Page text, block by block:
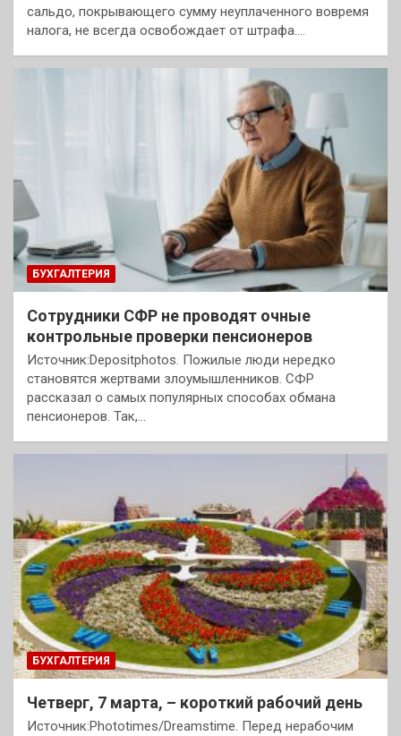
сальдо, покрывающего сумму неуплаченного вовремя
налога, не всегда освобождает от штрафа.…
БУХГАЛТЕРИЯ
Сотрудники СФР не проводят очные
контрольные проверки пенсионеров
Источник:Depositphotos. Пожилые люди нередко
становятся жертвами злоумышленников. СФР
рассказал о самых популярных способах обмана
пенсионеров. Так,…
БУХГАЛТЕРИЯ
Четверг, 7 марта, – короткий рабочий день
Источник:Phototimes/Dreamstime. Перед нерабочим